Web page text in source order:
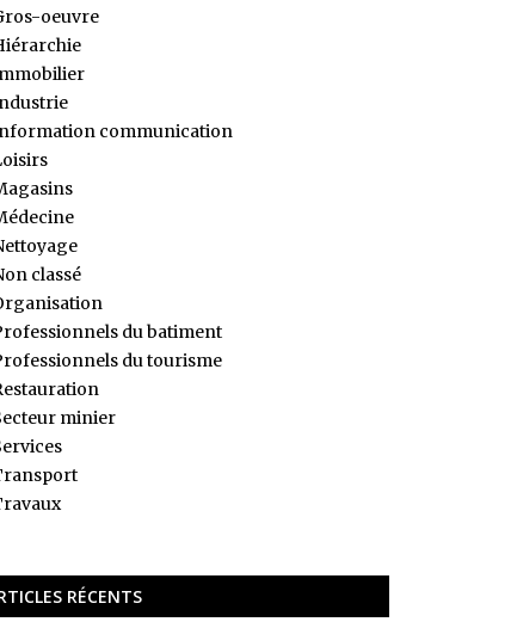
oeuvre
communication
classé
du batiment
du tourisme
minier
RÉCENTS